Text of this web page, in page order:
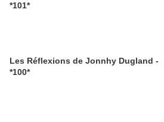
*101*
Les Réflexions de Jonnhy Dugland -
*100*